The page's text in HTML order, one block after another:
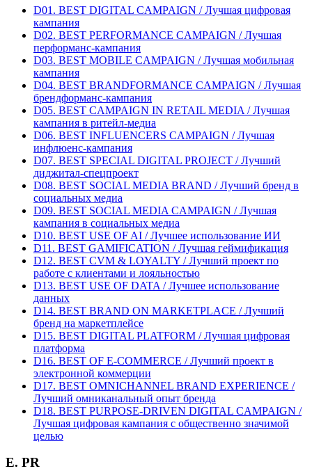
D01. BEST DIGITAL CAMPAIGN / Лучшая цифровая
кампания
D02. BEST PERFORMANCE CAMPAIGN / Лучшая
перформанс-кампания
D03. BEST MOBILE CAMPAIGN / Лучшая мобильная
кампания
D04. BEST BRANDFORMANCE CAMPAIGN / Лучшая
брендформанс-кампания
D05. BEST CAMPAIGN IN RETAIL MEDIA / Лучшая
кампания в ритейл-медиа
D06. BEST INFLUENCERS CAMPAIGN / Лучшая
инфлюенс-кампания
D07. BEST SPECIAL DIGITAL PROJECT / Лучший
диджитал-спецпроект
D08. BEST SOCIAL MEDIA BRAND / Лучший бренд в
социальных медиа
D09. BEST SOCIAL MEDIA CAMPAIGN / Лучшая
кампания в социальных медиа
D10. BEST USE OF AI / Лучшее использование ИИ
D11. BEST GAMIFICATION / Лучшая геймификация
D12. BEST CVM & LOYALTY / Лучший проект по
работе с клиентами и лояльностью
D13. BEST USE OF DATA / Лучшее использование
данных
D14. BEST BRAND ON MARKETPLACE / Лучший
бренд на маркетплейсе
D15. BEST DIGITAL PLATFORM / Лучшая цифровая
платформа
D16. BEST OF E-COMMERCE / Лучший проект в
электронной коммерции
D17. BEST OMNICHANNEL BRAND EXPERIENCE /
Лучший омниканальный опыт бренда
D18. BEST PURPOSE-DRIVEN DIGITAL CAMPAIGN /
Лучшая цифровая кампания с общественно значимой
целью
E. PR